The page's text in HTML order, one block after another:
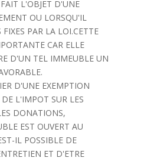
L'OBJET D'UNE
OU LORSQU'IL
PAR LA LOI.CETTE
CAR ELLE
D'UN TEL IMMEUBLE UN
D'UNE EXEMPTION
L'IMPOT SUR LES
DONATIONS,
EST OUVERT AU
IL POSSIBLE DE
ET D'ETRE